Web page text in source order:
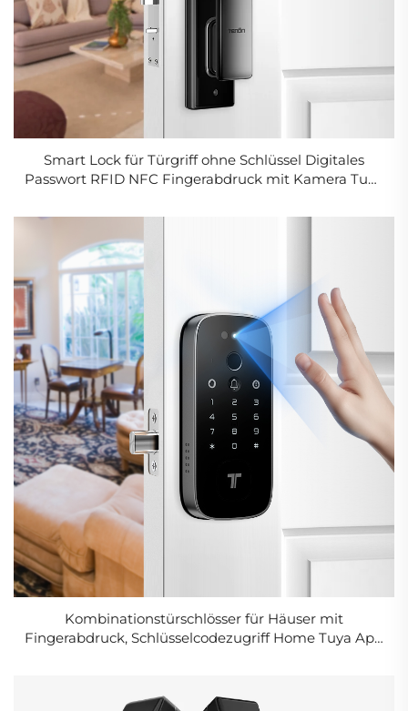
Smart Lock für Türgriff ohne Schlüssel Digitales
Passwort RFID NFC Fingerabdruck mit Kamera Tuya
Kombinationstürschlösser für Häuser mit
Fingerabdruck, Schlüsselcodezugriff Home Tuya App